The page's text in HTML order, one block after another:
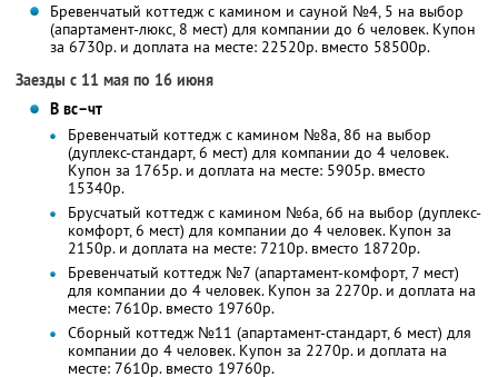
Бревенчатый коттедж с камином и сауной №4, 5 на выбор
(апартамент-люкс, 8 мест) для компании до 6 человек. Купон
за 6730р. и доплата на месте: 22520р. вместо 58500р.
Заезды с 11 мая по 16 июня
В вс–чт
Бревенчатый коттедж с камином №8а, 8б на выбор
(дуплекс-стандарт, 6 мест) для компании до 4 человек.
Купон за 1765р. и доплата на месте: 5905р. вместо
15340р.
Брусчатый коттедж с камином №6а, 6б на выбор (дуплекс-
комфорт, 6 мест) для компании до 4 человек. Купон за
2150р. и доплата на месте: 7210р. вместо 18720р.
Бревенчатый коттедж №7 (апартамент-комфорт, 7 мест)
для компании до 4 человек. Купон за 2270р. и доплата на
месте: 7610р. вместо 19760р.
Сборный коттедж №11 (апартамент-стандарт, 6 мест) для
компании до 4 человек. Купон за 2270р. и доплата на
месте: 7610р. вместо 19760р.